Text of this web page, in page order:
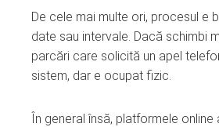
De cele mai multe ori, procesul e
date sau intervale. Dacă schimbi
parcări care solicită un apel
sistem, dar e ocupat fizic.
În general însă, platformele